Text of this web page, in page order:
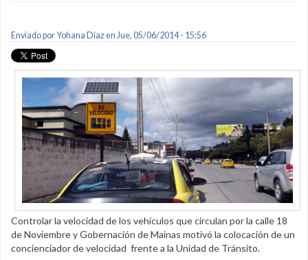
Enviado porYohana Diazen Jue, 05/06/2014 - 15:56
Controlar la velocidad de los vehículos que circulan por la calle 18
de Noviembre y Gobernación de Mainas motivó la colocación de un
concienciador de velocidad frente a la Unidad de Tránsito.